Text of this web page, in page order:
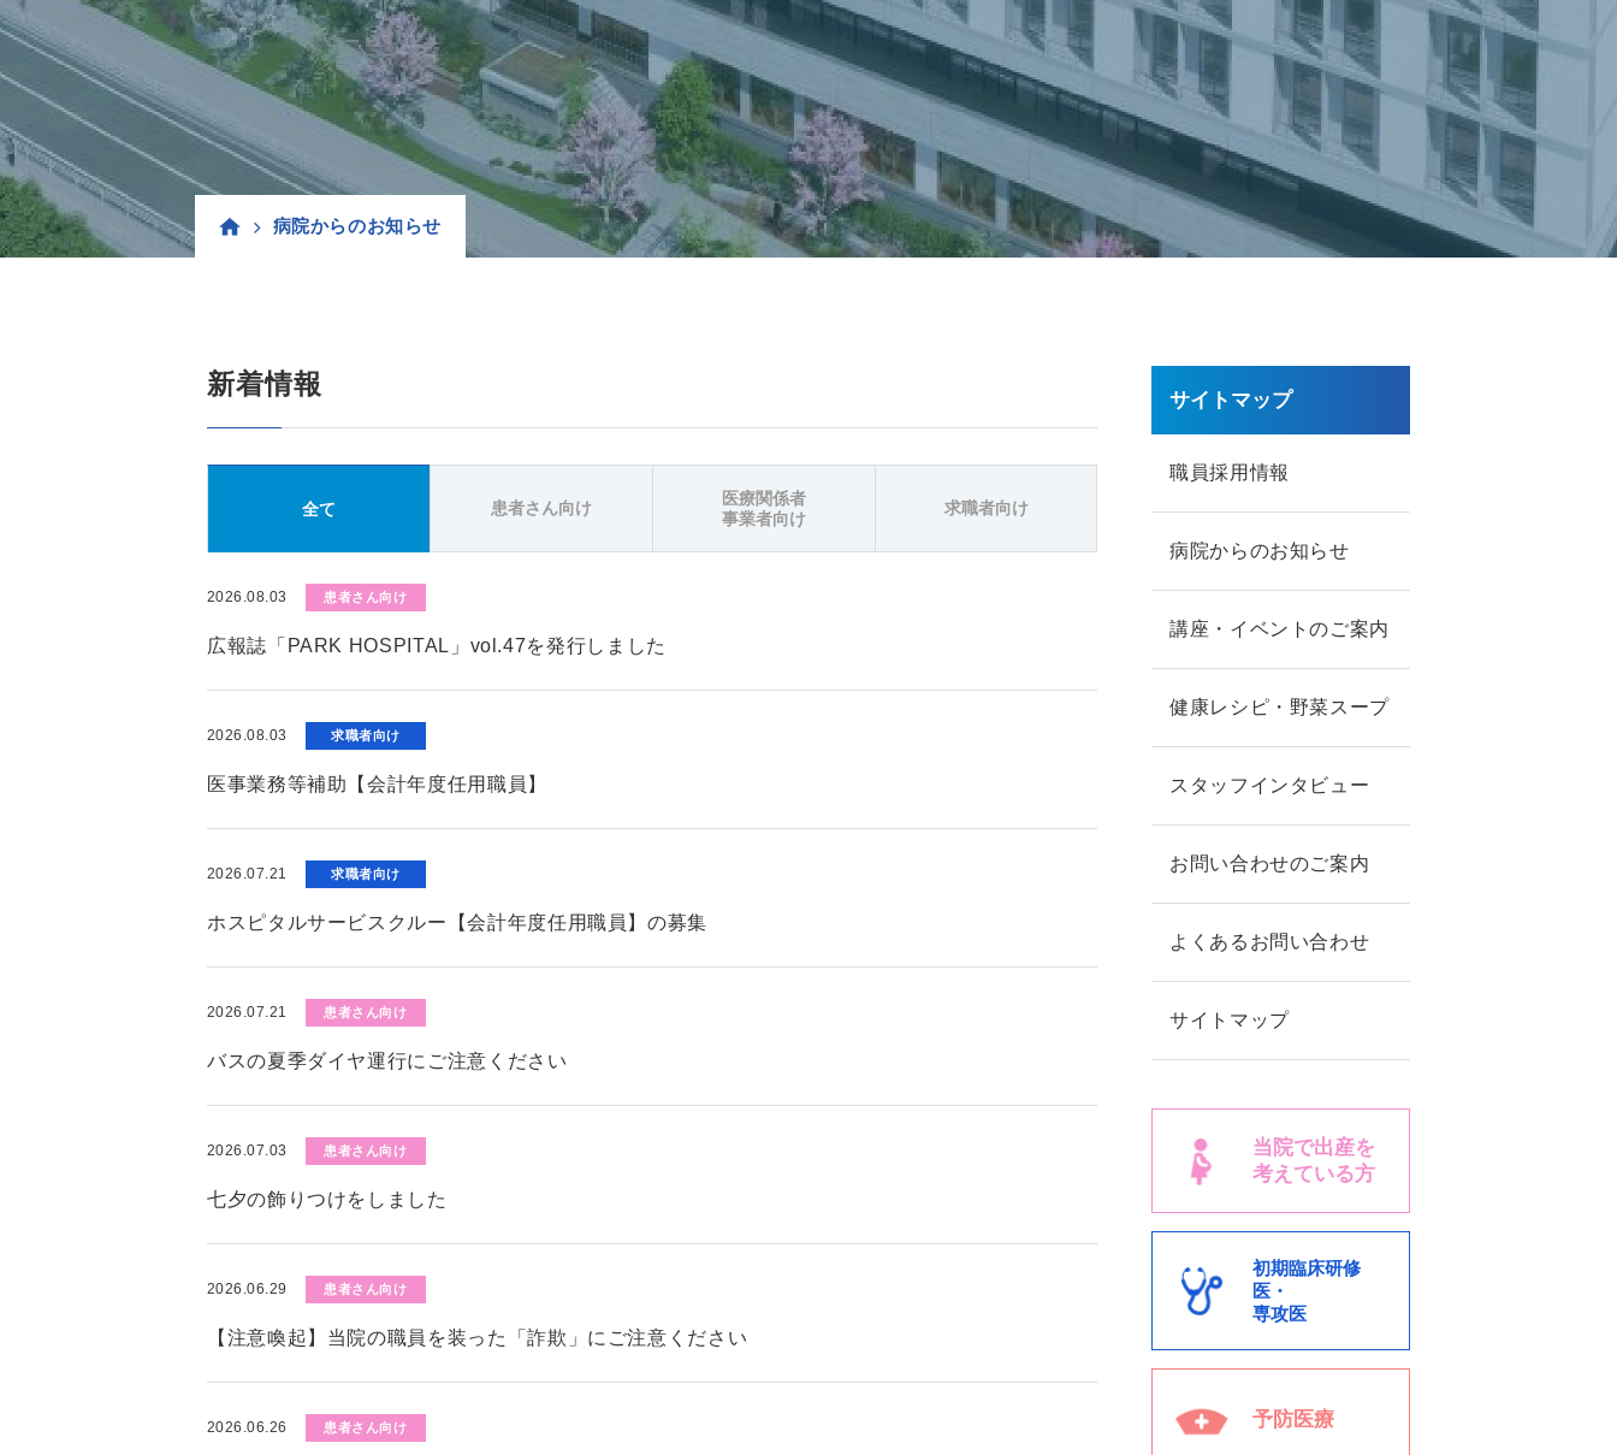
病院からのお知らせ
新着情報
全て 患者さん向け
医療関係者
事業者向け
求職者向け
2026.08.03 患者さん向け
広報誌「PARK HOSPITAL」vol.47を発行しました
2026.08.03 求職者向け
医事業務等補助【会計年度任用職員】
2026.07.21 求職者向け
ホスピタルサービスクルー【会計年度任用職員】の募集
2026.07.21 患者さん向け
バスの夏季ダイヤ運行にご注意ください
2026.07.03 患者さん向け
七夕の飾りつけをしました
2026.06.29 患者さん向け
【注意喚起】当院の職員を装った「詐欺」にご注意ください
2026.06.26 患者さん向け
サイトマップ
職員採用情報
病院からのお知らせ
講座・イベントのご案内
健康レシピ・野菜スープ
スタッフインタビュー
お問い合わせのご案内
よくあるお問い合わせ
サイトマップ
当院で出産を
考えている方
初期臨床研修
医・
専攻医
予防医療